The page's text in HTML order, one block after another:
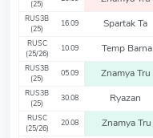
(25)
RUS3B
(25)
16.09 Spartak Ta
RUSC
(25/26)
10.09 Temp Barna
RUS3B
(25)
05.09 Znamya Tru
RUS3B
(25)
30.08 Ryazan
RUSC
(25/26)
20.08 Znamya Tru